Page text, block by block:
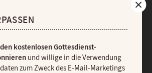
kostenlosen Gottesdienst-
und willige in die Verwendung
zum Zweck des E-Mail-Marketings